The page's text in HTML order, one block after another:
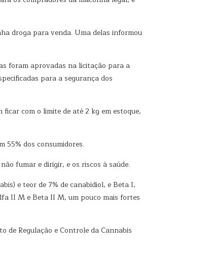
droga para venda. Uma delas informou
foram aprovadas na licitação para a
para a segurança dos
com o limite de até 2 kg em estoque,
55% dos consumidores.
fumar e dirigir, e os riscos à saúde.
e teor de 7% de canabidiol, e Beta I,
II M e Beta II M, um pouco mais fortes
Regulação e Controle da Cannabis